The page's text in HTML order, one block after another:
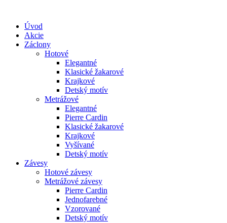
Úvod
Akcie
Záclony
Hotové
Elegantné
Klasické žakarové
Krajkové
Detský motív
Metrážové
Elegantné
Pierre Cardin
Klasické žakarové
Krajkové
Vyšívané
Detský motív
Závesy
Hotové závesy
Metrážové závesy
Pierre Cardin
Jednofarebné
Vzorované
Detský motív